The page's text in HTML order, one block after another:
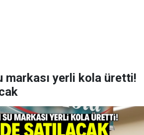
markası yerli kola üretti!